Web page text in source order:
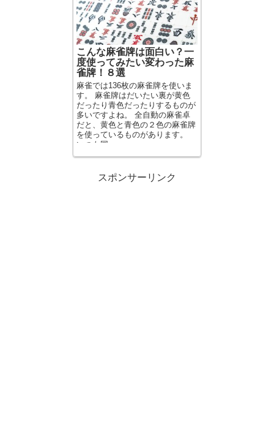
こんな麻雀牌は面白い？一
度使ってみたい変わった麻
雀牌！８選
麻雀では136枚の麻雀牌を使いま
す。 麻雀牌はだいたい裏が黄色
だったり青色だったりするものが
多いですよね。 全自動の麻雀卓
だと、黄色と青色の２色の麻雀牌
を使っているものがあります。
いつも同...
スポンサーリンク